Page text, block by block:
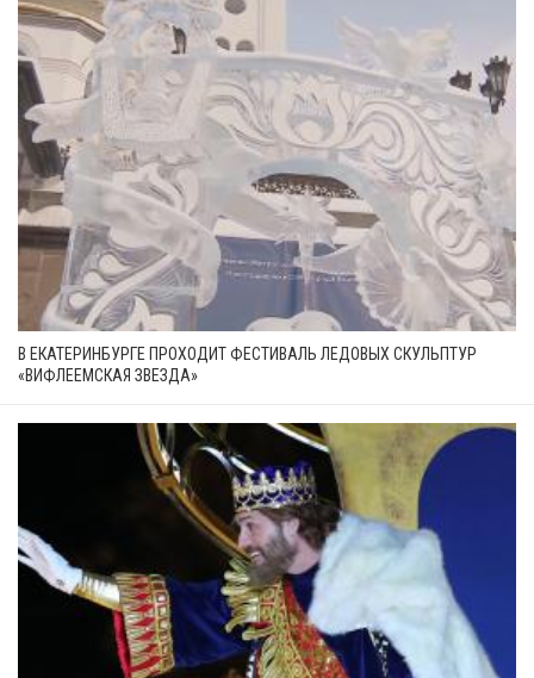
В ЕКАТЕРИНБУРГЕ ПРОХОДИТ ФЕСТИВАЛЬ ЛЕДОВЫХ СКУЛЬПТУР
«ВИФЛЕЕМСКАЯ ЗВЕЗДА»